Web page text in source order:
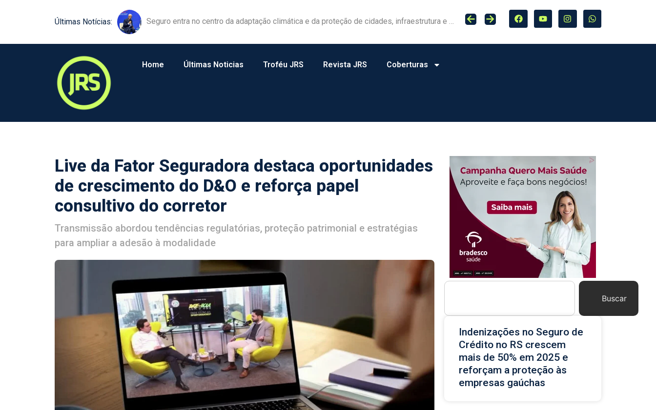
Últimas Notícias: Seguro entra no centro da adaptação climática e da proteção de cidades, infraestrutura e agro
Equipamentos agrícolas ganham protagonismo na gestão de riscos no campo
Home Últimas Noticias Troféu JRS Revista JRS Coberturas
Live da Fator Seguradora destaca oportunidades
de crescimento do D&O e reforça papel
consultivo do corretor
Transmissão abordou tendências regulatórias, proteção patrimonial e estratégias
para ampliar a adesão à modalidade
Buscar
Indenizações no Seguro de
Crédito no RS crescem
mais de 50% em 2025 e
reforçam a proteção às
empresas gaúchas